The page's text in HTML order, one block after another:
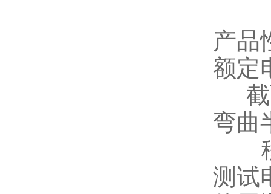
产品
额定
弯曲
测试